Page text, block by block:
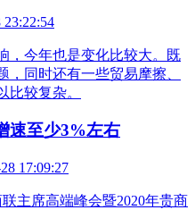
，今年也是变化比较大。既
同时还有一些贸易摩擦、
比较复杂。
速至少3%左右
17:09:27
主席高端峰会暨2020年贵商